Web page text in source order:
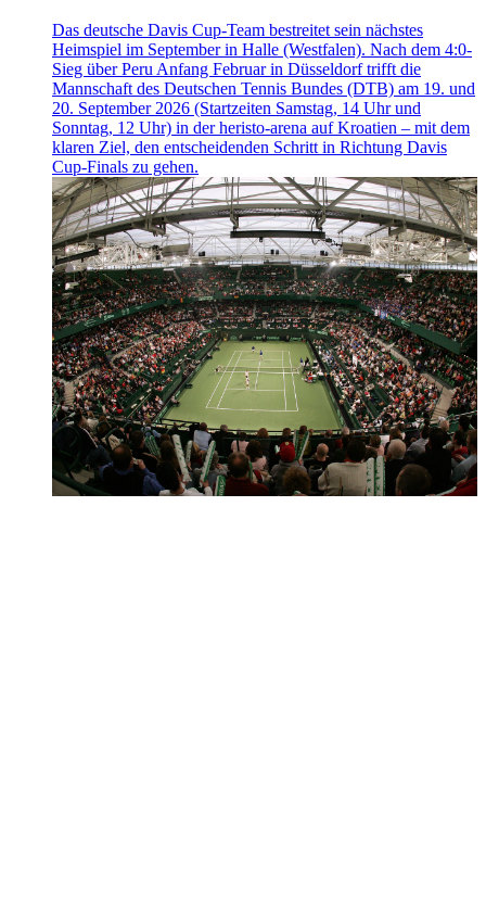
Das deutsche Davis Cup-Team bestreitet sein nächstes
Heimspiel im September in Halle (Westfalen). Nach dem 4:0-
Sieg über Peru Anfang Februar in Düsseldorf trifft die
Mannschaft des Deutschen Tennis Bundes (DTB) am 19. und
20. September 2026 (Startzeiten Samstag, 14 Uhr und
Sonntag, 12 Uhr) in der heristo-arena auf Kroatien – mit dem
klaren Ziel, den entscheidenden Schritt in Richtung Davis
Cup-Finals zu gehen.